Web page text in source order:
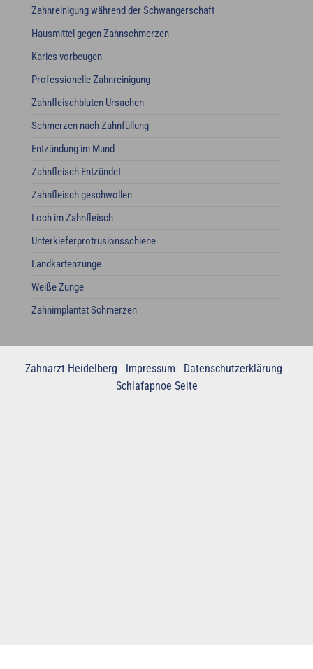
Zahnreinigung während der Schwangerschaft
Hausmittel gegen Zahnschmerzen
Karies vorbeugen
Professionelle Zahnreinigung
Zahnfleischbluten Ursachen
Schmerzen nach Zahnfüllung
Entzündung im Mund
Zahnfleisch Entzündet
Zahnfleisch geschwollen
Loch im Zahnfleisch
Unterkieferprotrusionsschiene
Landkartenzunge
Weiße Zunge
Zahnimplantat Schmerzen
Zahnarzt Heidelberg Impressum Datenschutzerklärung
Schlafapnoe Seite